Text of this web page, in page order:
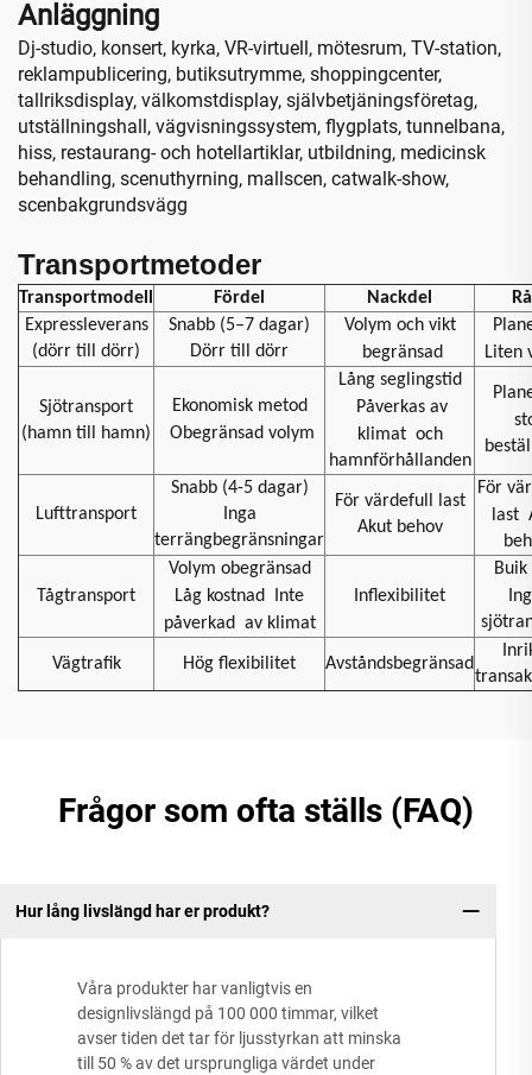
Anläggning
Dj-studio, konsert, kyrka, VR-virtuell, mötesrum, TV-station,
reklampublicering, butiksutrymme, shoppingcenter,
tallriksdisplay, välkomstdisplay, självbetjäningsföretag,
utställningshall, vägvisningssystem, flygplats, tunnelbana,
hiss, restaurang- och hotellartiklar, utbildning, medicinsk
behandling, scenuthyrning, mallscen, catwalk-show,
scenbakgrundsvägg
Transportmetoder
Transportmodell Fördel Nackdel
Expressleverans
(dörr till dörr)
Snabb (5–7 dagar)
Dörr till dörr
Volym och vikt
begränsad
Liten
Sjötransport
(hamn till hamn)
Ekonomisk metod
Obegränsad volym
Lång seglingstid
Påverkas av
klimat och
hamnförhållanden
Lufttransport
Snabb (4-5 dagar)
Inga
terrängbegränsningar
För värdefull last
Akut behov
För
last
Tågtransport
Volym obegränsad
Låg kostnad
Inte
påverkad
av klimat
Inflexibilitet
Vägtrafik Hög flexibilitet Avståndsbegränsad
Frågor som ofta ställs (FAQ)
Hur lång livslängd har er produkt?
Våra produkter har vanligtvis en
designlivslängd på 100 000 timmar, vilket
avser tiden det tar för ljusstyrkan att minska
till 50 % av det ursprungliga värdet under